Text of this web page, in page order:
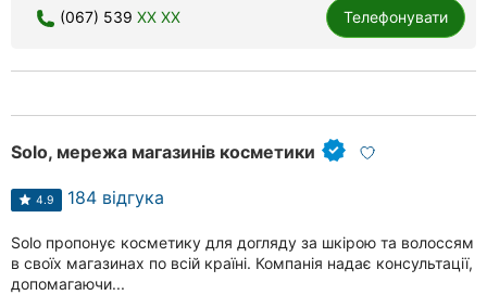
(067) 539 XX XX Телефонувати
Solo, мережа магазинів косметики
4.9 184 відгука
Solo пропонує косметику для догляду за шкірою та волоссям
в своїх магазинах по всій країні. Компанія надає консультації,
допомагаючи...